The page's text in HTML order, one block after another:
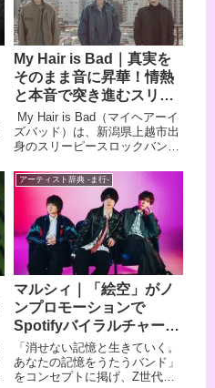
アーティストとして、今なお多
くのファンに愛され続けていま
す。 ボーカルakkoの透明感あ
ふれる歌声と、音楽プロデュー
サー小林武史が手がけるキャッ
チーなメロディーが融合した楽
曲の数々は、時代を超えて輝き
続けています。 デビュー30周
年を迎え、現在はakkoのソロプ
ロジェクトとして活動を続ける
マイラバの魅力を、今回は余す
My Hair is Bad｜真実を
そのまま音に昇華！情熱
と本音で突き進むスリー
ピースロックバンド
My Hair is Bad（マイヘアーイ
ズバッド）は、新潟県上越市出
身のスリーピースロックバンド
親しまれ、恋愛のリアルをスト
レートに描いた歌詞が若い世代
を中心に絶大な支持を集めてい
ます。 ボーカル・椎木知仁の紡
ぐ言葉は、まるで自分の恋愛体
験を覗き見しているかのような
生々しさがあります。 「真赤」
「恋人ができたんだ」「告白」
など、切なくも共感できる楽曲
の数々は、聴く人の心を強く揺
さぶります。 ライブハウスを中
心に年間200本以上のライブを
行う「ライブバンド」としても
知られ、日本武道館やさいたま
スーパーアリーナなどの大会場
アーティスト辞典 -ま行-
マルシィ｜「絵空」がノ
ンプロモーションで
Spotifyバイラルチャート
イン！SNSで話題沸騰の
福岡発3ピースバンド
「消せない記憶と生きていく。
あなたの記憶をうたうバンド」
をコンセプトに掲げ、Z世代を